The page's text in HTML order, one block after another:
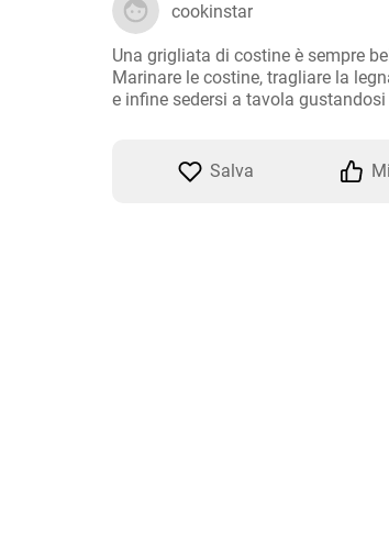
cookinstar
Una grigliata di costine è sempre
Marinare le costine, tragliare la
e infine sedersi a tavola
Salva